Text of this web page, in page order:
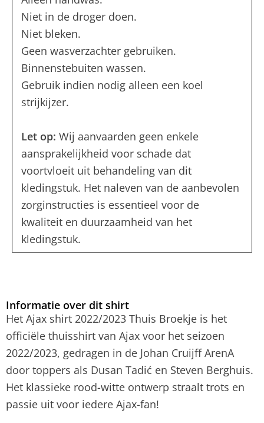
Niet in de droger doen.
Niet bleken.
Geen wasverzachter gebruiken.
Binnenstebuiten wassen.
Gebruik indien nodig alleen een koel
strijkijzer.
Let op: Wij aanvaarden geen enkele
aansprakelijkheid voor schade dat
voortvloeit uit behandeling van dit
kledingstuk. Het naleven van de aanbevolen
zorginstructies is essentieel voor de
kwaliteit en duurzaamheid van het
kledingstuk.
Informatie over dit shirt
Het Ajax shirt 2022/2023 Thuis Broekje is het
officiële thuisshirt van Ajax voor het seizoen
2022/2023, gedragen in de Johan Cruijff ArenA
door toppers als Dusan Tadić en Steven Berghuis.
Het klassieke rood-witte ontwerp straalt trots en
passie uit voor iedere Ajax-fan!